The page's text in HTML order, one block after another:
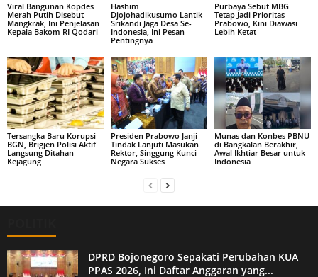
Viral Bangunan Kopdes
Merah Putih Disebut
Mangkrak, Ini Penjelasan
Kepala Bakom RI Qodari
Hashim
Djojohadikusumo Lantik
Srikandi Jaga Desa Se-
Indonesia, Ini Pesan
Pentingnya
Purbaya Sebut MBG
Tetap Jadi Prioritas
Prabowo, Kini Diawasi
Lebih Ketat
Tersangka Baru Korupsi
BGN, Brigjen Polisi Aktif
Langsung Ditahan
Kejagung
Presiden Prabowo Janji
Tindak Lanjuti Masukan
Rektor, Singgung Kunci
Negara Sukses
Munas dan Konbes PBNU
di Bangkalan Berakhir,
Awal Ikhtiar Besar untuk
Indonesia
DPRD Bojonegoro Sepakati Perubahan KUA
PPAS 2026, Ini Daftar Anggaran yang...